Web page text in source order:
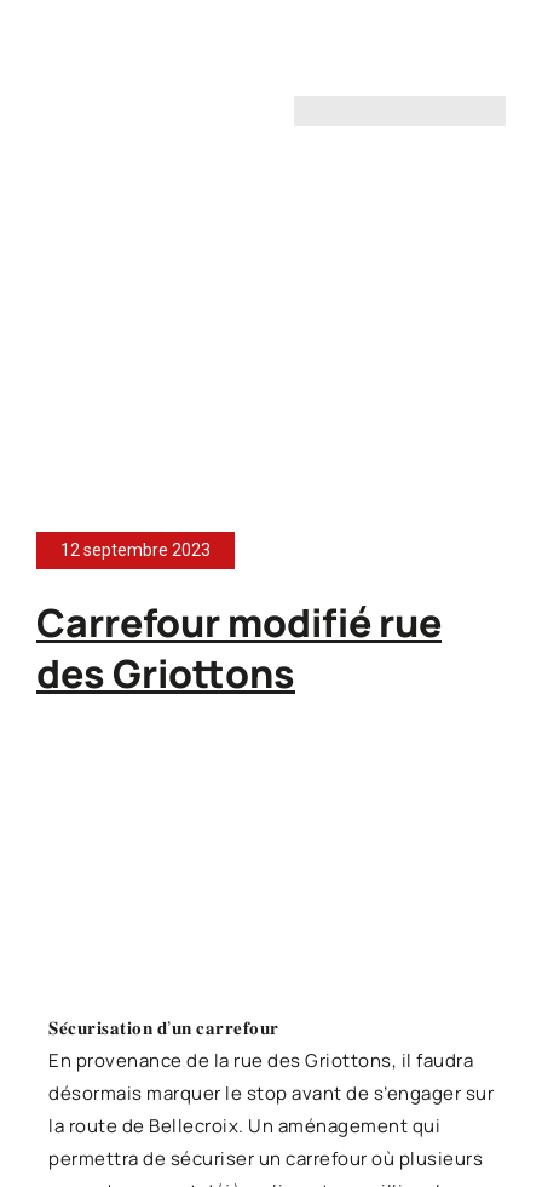
12 septembre 2023
Carrefour modifié rue
des Griottons
𝐒𝐞́𝐜𝐮𝐫𝐢𝐬𝐚𝐭𝐢𝐨𝐧 𝐝’𝐮𝐧 𝐜𝐚𝐫𝐫𝐞𝐟𝐨𝐮𝐫
En provenance de la rue des Griottons, il faudra
désormais marquer le stop avant de s’engager sur
la route de Bellecroix. Un aménagement qui
permettra de sécuriser un carrefour où plusieurs